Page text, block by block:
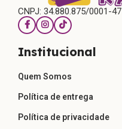
CNPJ: 34.880.875/0001-47
Institucional
Quem Somos
Política de entrega
Política de privacidade